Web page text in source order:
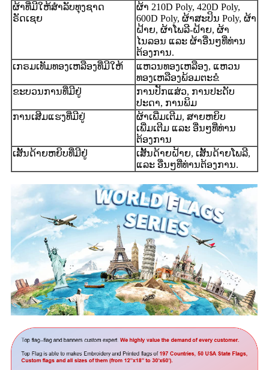
ຜ້າທີ່ມີໃຫ້ສຳລັບທຸງຊາດ
ຣັດເຊຍ
ຜ້າ 210D Poly, 420D Poly,
600D Poly, ຜ້າສະປິນ Poly, ຜ້າ
ຝ້າຍ, ຜ້າໂພລີ-ຝ້າຍ, ຜ້າ
ໄນລອນ ແລະ ຜ້າອື່ນໆທີ່ທ່ານ
ຕ້ອງການ.
ເກຣມເທັມທອງເຫລືອງທີ່ມີໃຫ້
ແຫວນທອງເຫລືອງ, ແຫວນ
ທອງເຫລືອງພ້ອມຕະຂໍ
ຂະບວນການທີ່ມີຢູ່
ການປັກແສ່ວ, ການປະດັບ
ປະດາ, ການພິມ
ການເສີມແຮງທີ່ມີຢູ່
ຜ້າເພີ່ມເຕີມ, ສາຍຫຍິບ
ເພີ່ມເຕີມ ແລະ ອື່ນໆທີ່ທ່ານ
ຕ້ອງການ
ເສັ້ນດ້າຍຫຍິບທີ່ມີຢູ່
ເສັ້ນດ້າຍຝ້າຍ, ເສັ້ນດ້າຍໂພລີ,
ແລະ ອື່ນໆທີ່ທ່ານຕ້ອງການ.